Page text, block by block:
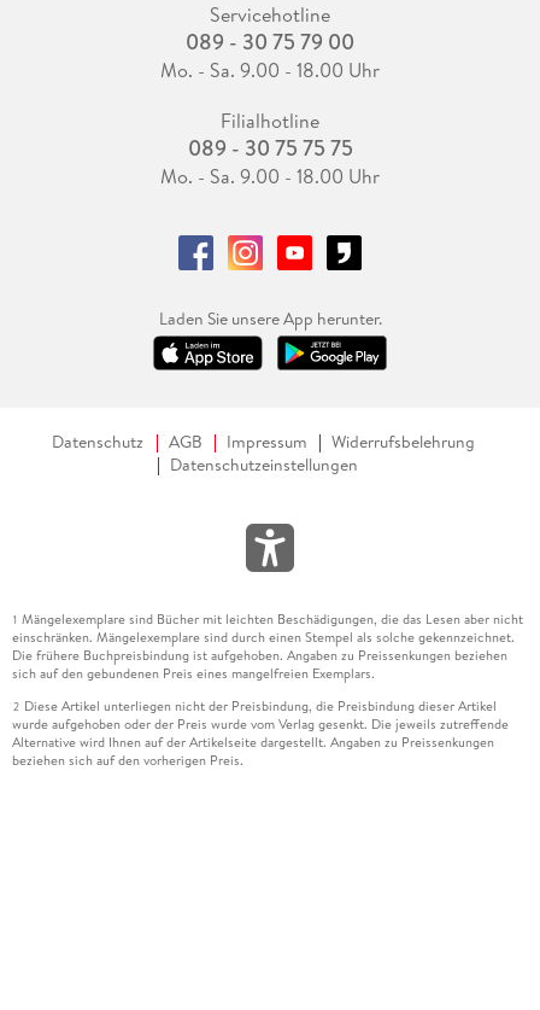
Servicehotline
089 - 30 75 79 00
Mo. - Sa. 9.00 - 18.00 Uhr
Filialhotline
089 - 30 75 75 75
Mo. - Sa. 9.00 - 18.00 Uhr
Laden Sie unsere App herunter.
Datenschutz AGB Impressum
Widerrufsbelehrung
Datenschutzeinstellungen
1 Mängelexemplare sind Bücher mit leichten Beschädigungen, die das Lesen aber nicht
einschränken. Mängelexemplare sind durch einen Stempel als solche gekennzeichnet.
Die frühere Buchpreisbindung ist aufgehoben. Angaben zu Preissenkungen beziehen
sich auf den gebundenen Preis eines mangelfreien Exemplars.
2 Diese Artikel unterliegen nicht der Preisbindung, die Preisbindung dieser Artikel
wurde aufgehoben oder der Preis wurde vom Verlag gesenkt. Die jeweils zutreffende
Alternative wird Ihnen auf der Artikelseite dargestellt. Angaben zu Preissenkungen
beziehen sich auf den vorherigen Preis.